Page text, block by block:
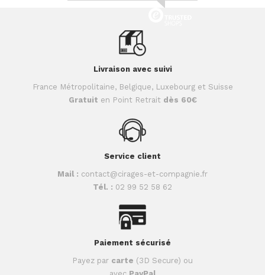
Livraison avec suivi
France Métropolitaine, Belgique, Luxebourg et Suisse
Gratuit en Point Retrait dès 60€
Service client
Mail : contact@cirages-et-compagnie.fr
Tél. : 02 99 52 58 62
Paiement sécurisé
Payez par carte (3D Secure) ou